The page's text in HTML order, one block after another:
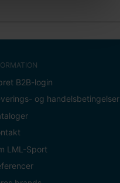
B2B-login
og handelsbetingelser
LML-Sport